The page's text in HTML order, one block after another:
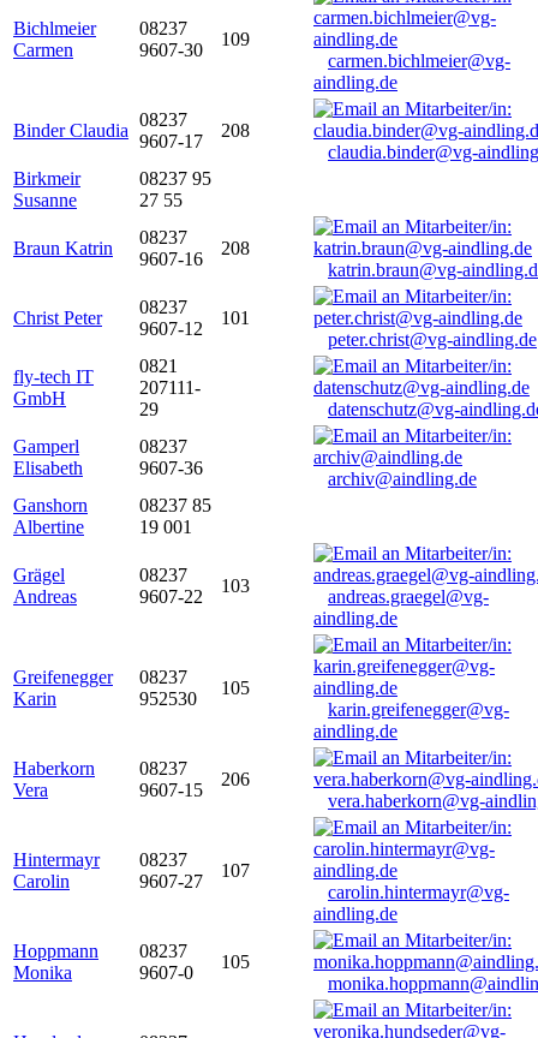
Bichlmeier
Carmen
08237
9607-30
109
carmen.bichlmeier@vg-
aindling.de
Binder Claudia
08237
9607-17
208
claudia.binder@vg-
Birkmeir
Susanne
08237 95
27 55
Braun Katrin
08237
9607-16
208
katrin.braun@vg-
Christ Peter
08237
9607-12
101
peter.christ@vg-aindling.de
fly-tech IT
GmbH
0821
207111-
29
datenschutz@vg-
Gamperl
Elisabeth
08237
9607-36
archiv@aindling.de
Ganshorn
Albertine
08237 85
19 001
Grägel
Andreas
08237
9607-22
103
andreas.graegel@vg-
aindling.de
Greifenegger
Karin
08237
952530
105
karin.greifenegger@vg-
aindling.de
Haberkorn
Vera
08237
9607-15
206
vera.haberkorn@vg-
Hintermayr
Carolin
08237
9607-27
107
carolin.hintermayr@vg-
aindling.de
Hoppmann
Monika
08237
9607-0
105